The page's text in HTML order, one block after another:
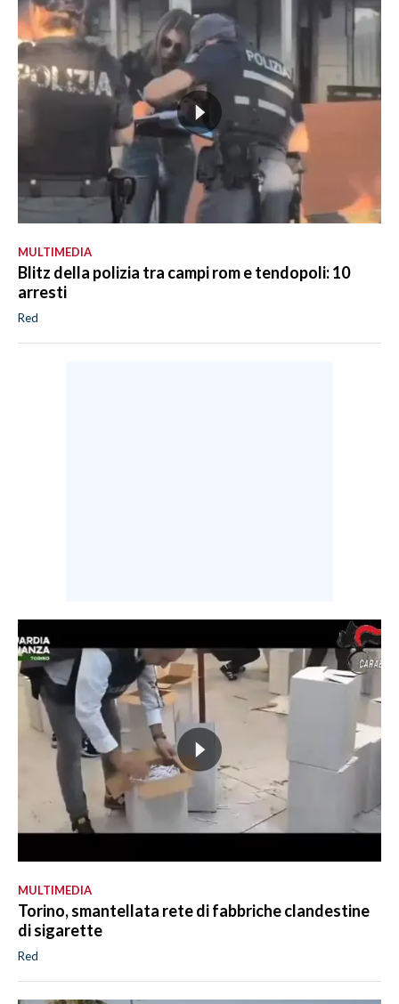
MULTIMEDIA
Blitz della polizia tra campi rom e tendopoli: 10
arresti
Red
MULTIMEDIA
Torino, smantellata rete di fabbriche clandestine
di sigarette
Red